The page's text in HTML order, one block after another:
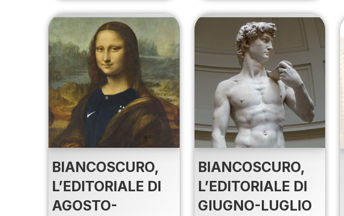
BIANCOSCURO,
L’EDITORIALE DI
AGOSTO-
BIANCOSCURO,
L’EDITORIALE DI
GIUGNO-LUGLIO